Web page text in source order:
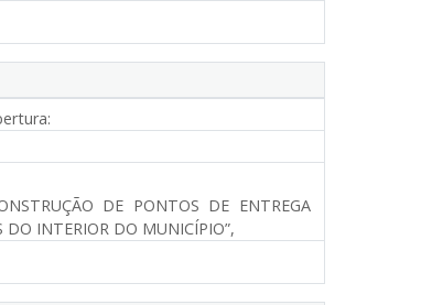
DE PONTOS DE ENTREGA
DO INTERIOR DO MUNICÍPIO”,